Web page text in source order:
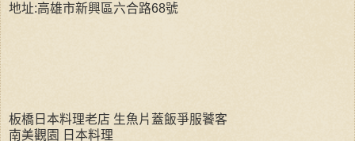
地址:高雄市新興區六合路68號
板橋日本料理老店 生魚片蓋飯爭服饕客
南美觀園 日本料理